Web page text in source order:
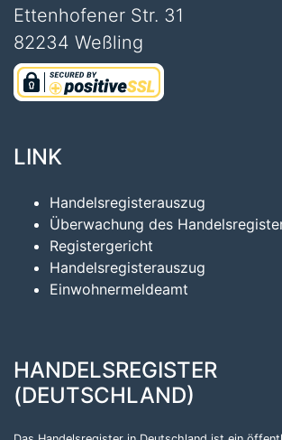
Ettenhofener Str. 31
82234 Weßling
LINK
Handelsregisterauszug
Überwachung des
Registergericht
Handelsregisterauszug
Einwohnermeldeamt
HANDELSREGISTER
(DEUTSCHLAND)